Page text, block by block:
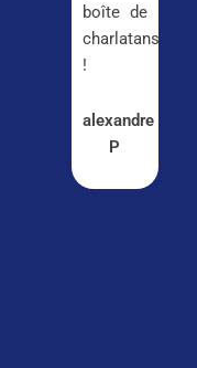
boîte de
charlatans
!
alexandre
P